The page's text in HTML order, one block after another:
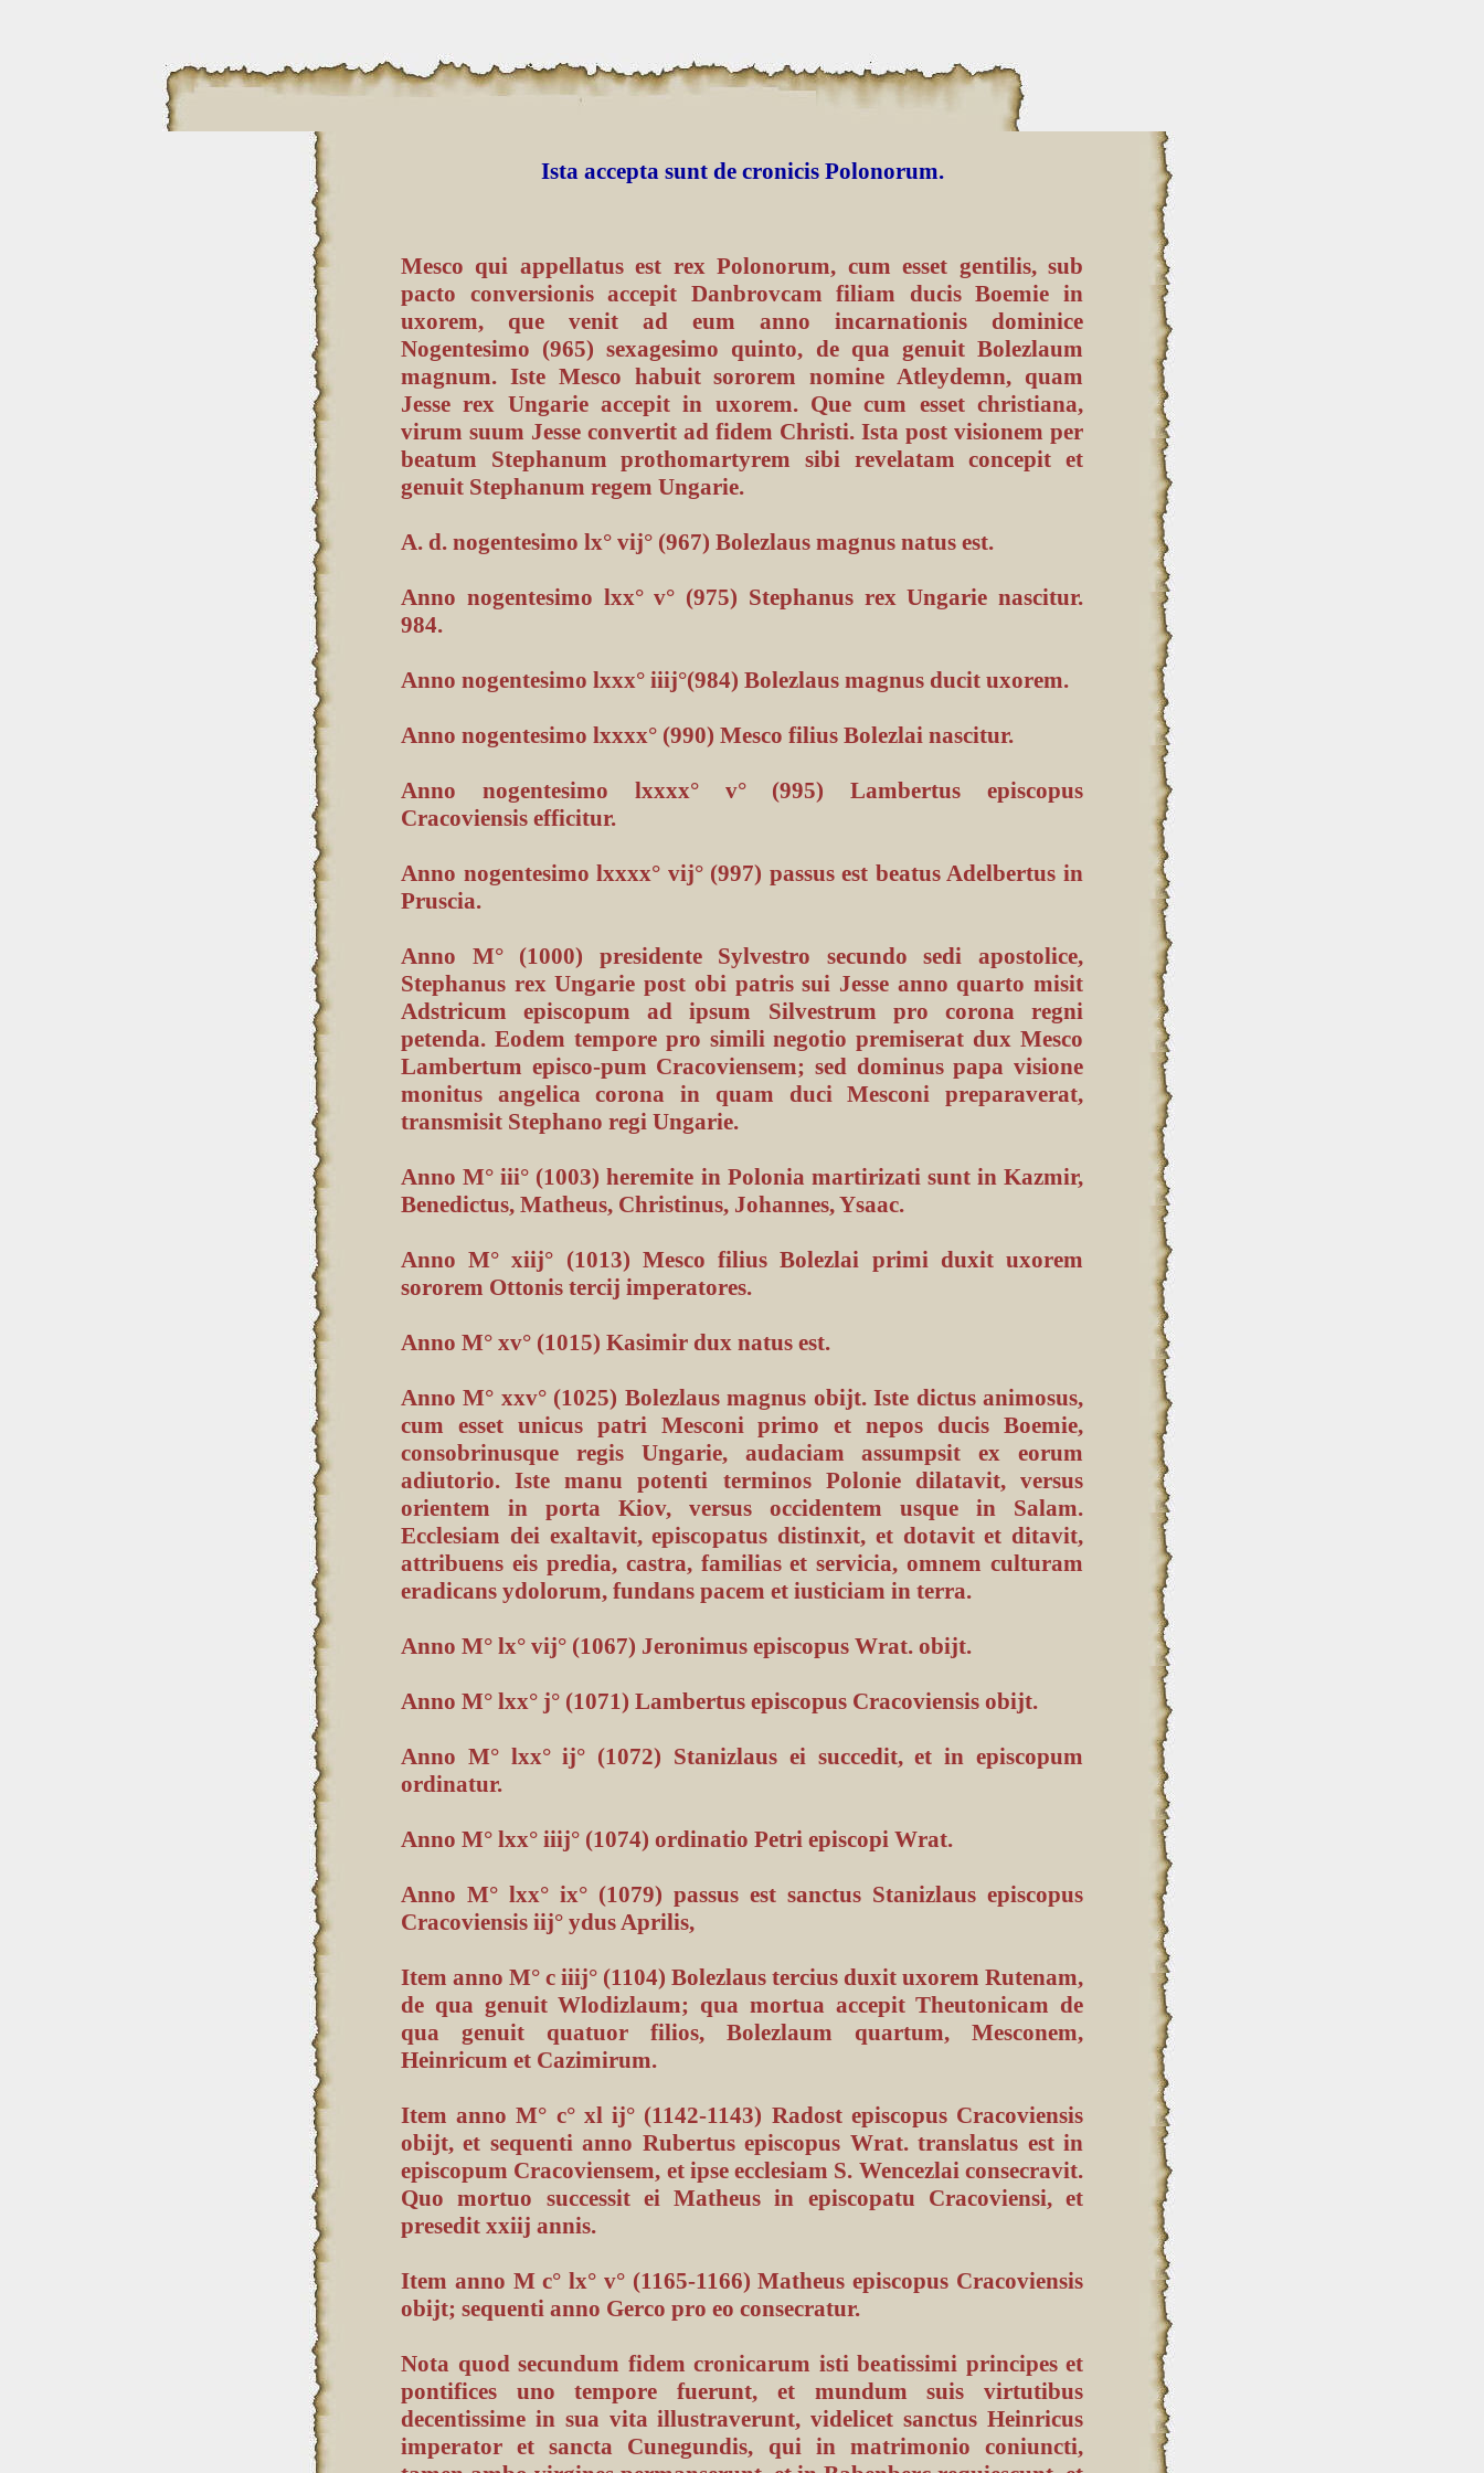
Ista accepta sunt de cronicis Polonorum.
Mesco qui appellatus est rex Polonorum, cum esset gentilis, sub
pacto conversionis accepit Danbrovcam filiam ducis Boemie in
uxorem, que venit ad eum anno incarnationis dominice
Nogentesimo (965) sexagesimo quinto, de qua genuit Bolezlaum
magnum. Iste Mesco habuit sororem nomine Atleydemn, quam
Jesse rex Ungarie accepit in uxorem. Que cum esset christiana,
virum suum Jesse convertit ad fidem Christi. Ista post visionem per
beatum Stephanum prothomartyrem sibi revelatam concepit et
genuit Stephanum regem Ungarie.
A. d. nogentesimo lx° vij° (967) Bolezlaus magnus natus est.
Anno nogentesimo lxx° v° (975) Stephanus rex Ungarie nascitur.
984.
Anno nogentesimo lxxx° iiij°(984) Bolezlaus magnus ducit uxorem.
Anno nogentesimo lxxxx° (990) Mesco filius Bolezlai nascitur.
Anno nogentesimo lxxxx° v° (995) Lambertus episcopus
Cracoviensis efficitur.
Anno nogentesimo lxxxx° vij° (997) passus est beatus Adelbertus in
Pruscia.
Anno M° (1000) presidente Sylvestro secundo sedi apostolice,
Stephanus rex Ungarie post obi patris sui Jesse anno quarto misit
Adstricum episcopum ad ipsum Silvestrum pro corona regni
petenda. Eodem tempore pro simili negotio premiserat dux Mesco
Lambertum episco-pum Cracoviensem; sed dominus papa visione
monitus angelica corona in quam duci Mesconi preparaverat,
transmisit Stephano regi Ungarie.
Anno M° iii° (1003) heremite in Polonia martirizati sunt in Kazmir,
Benedictus, Matheus, Christinus, Johannes, Ysaac.
Anno M° xiij° (1013) Mesco filius Bolezlai primi duxit uxorem
sororem Ottonis tercij imperatores.
Anno M° xv° (1015) Kasimir dux natus est.
Anno M° xxv° (1025) Bolezlaus magnus obijt. Iste dictus animosus,
cum esset unicus patri Mesconi primo et nepos ducis Boemie,
consobrinusque regis Ungarie, audaciam assumpsit ex eorum
adiutorio. Iste manu potenti terminos Polonie dilatavit, versus
orientem in porta Kiov, versus occidentem usque in Salam.
Ecclesiam dei exaltavit, episcopatus distinxit, et dotavit et ditavit,
attribuens eis predia, castra, familias et servicia, omnem culturam
eradicans ydolorum, fundans pacem et iusticiam in terra.
Anno M° lx° vij° (1067) Jeronimus episcopus Wrat. obijt.
Anno M° lxx° j° (1071) Lambertus episcopus Cracoviensis obijt.
Anno M° lxx° ij° (1072) Stanizlaus ei succedit, et in episcopum
ordinatur.
Anno M° lxx° iiij° (1074) ordinatio Petri episcopi Wrat.
Anno M° lxx° ix° (1079) passus est sanctus Stanizlaus episcopus
Cracoviensis iij° ydus Aprilis,
Item anno M° c iiij° (1104) Bolezlaus tercius duxit uxorem Rutenam,
de qua genuit Wlodizlaum; qua mortua accepit Theutonicam de
qua genuit quatuor filios, Bolezlaum quartum, Mesconem,
Heinricum et Cazimirum.
Item anno M° c° xl ij° (1142-1143) Radost episcopus Cracoviensis
obijt, et sequenti anno Rubertus episcopus Wrat. translatus est in
episcopum Cracoviensem, et ipse ecclesiam S. Wencezlai consecravit.
Quo mortuo successit ei Matheus in episcopatu Cracoviensi, et
presedit xxiij annis.
Item anno M c° lx° v° (1165-1166) Matheus episcopus Cracoviensis
obijt; sequenti anno Gerco pro eo consecratur.
Nota quod secundum fidem cronicarum isti beatissimi principes et
pontifices uno tempore fuerunt, et mundum suis virtutibus
decentissime in sua vita illustraverunt, videlicet sanctus Heinricus
imperator et sancta Cunegundis, qui in matrimonio coniuncti,